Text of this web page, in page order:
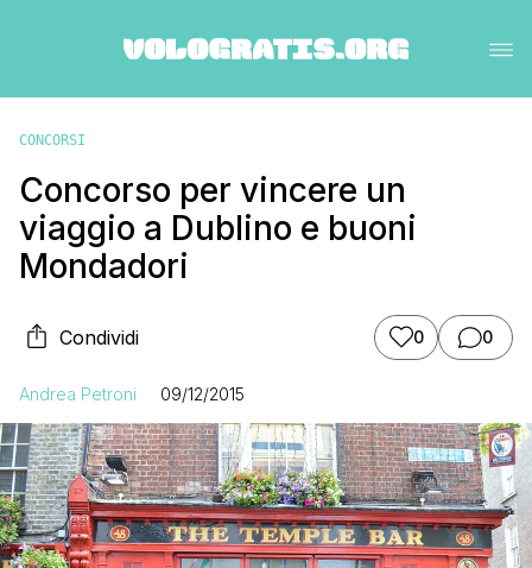
CONCORSI
Concorso per vincere un
viaggio a Dublino e buoni
Mondadori
Condividi 0 0
Andrea Petroni 09/12/2015